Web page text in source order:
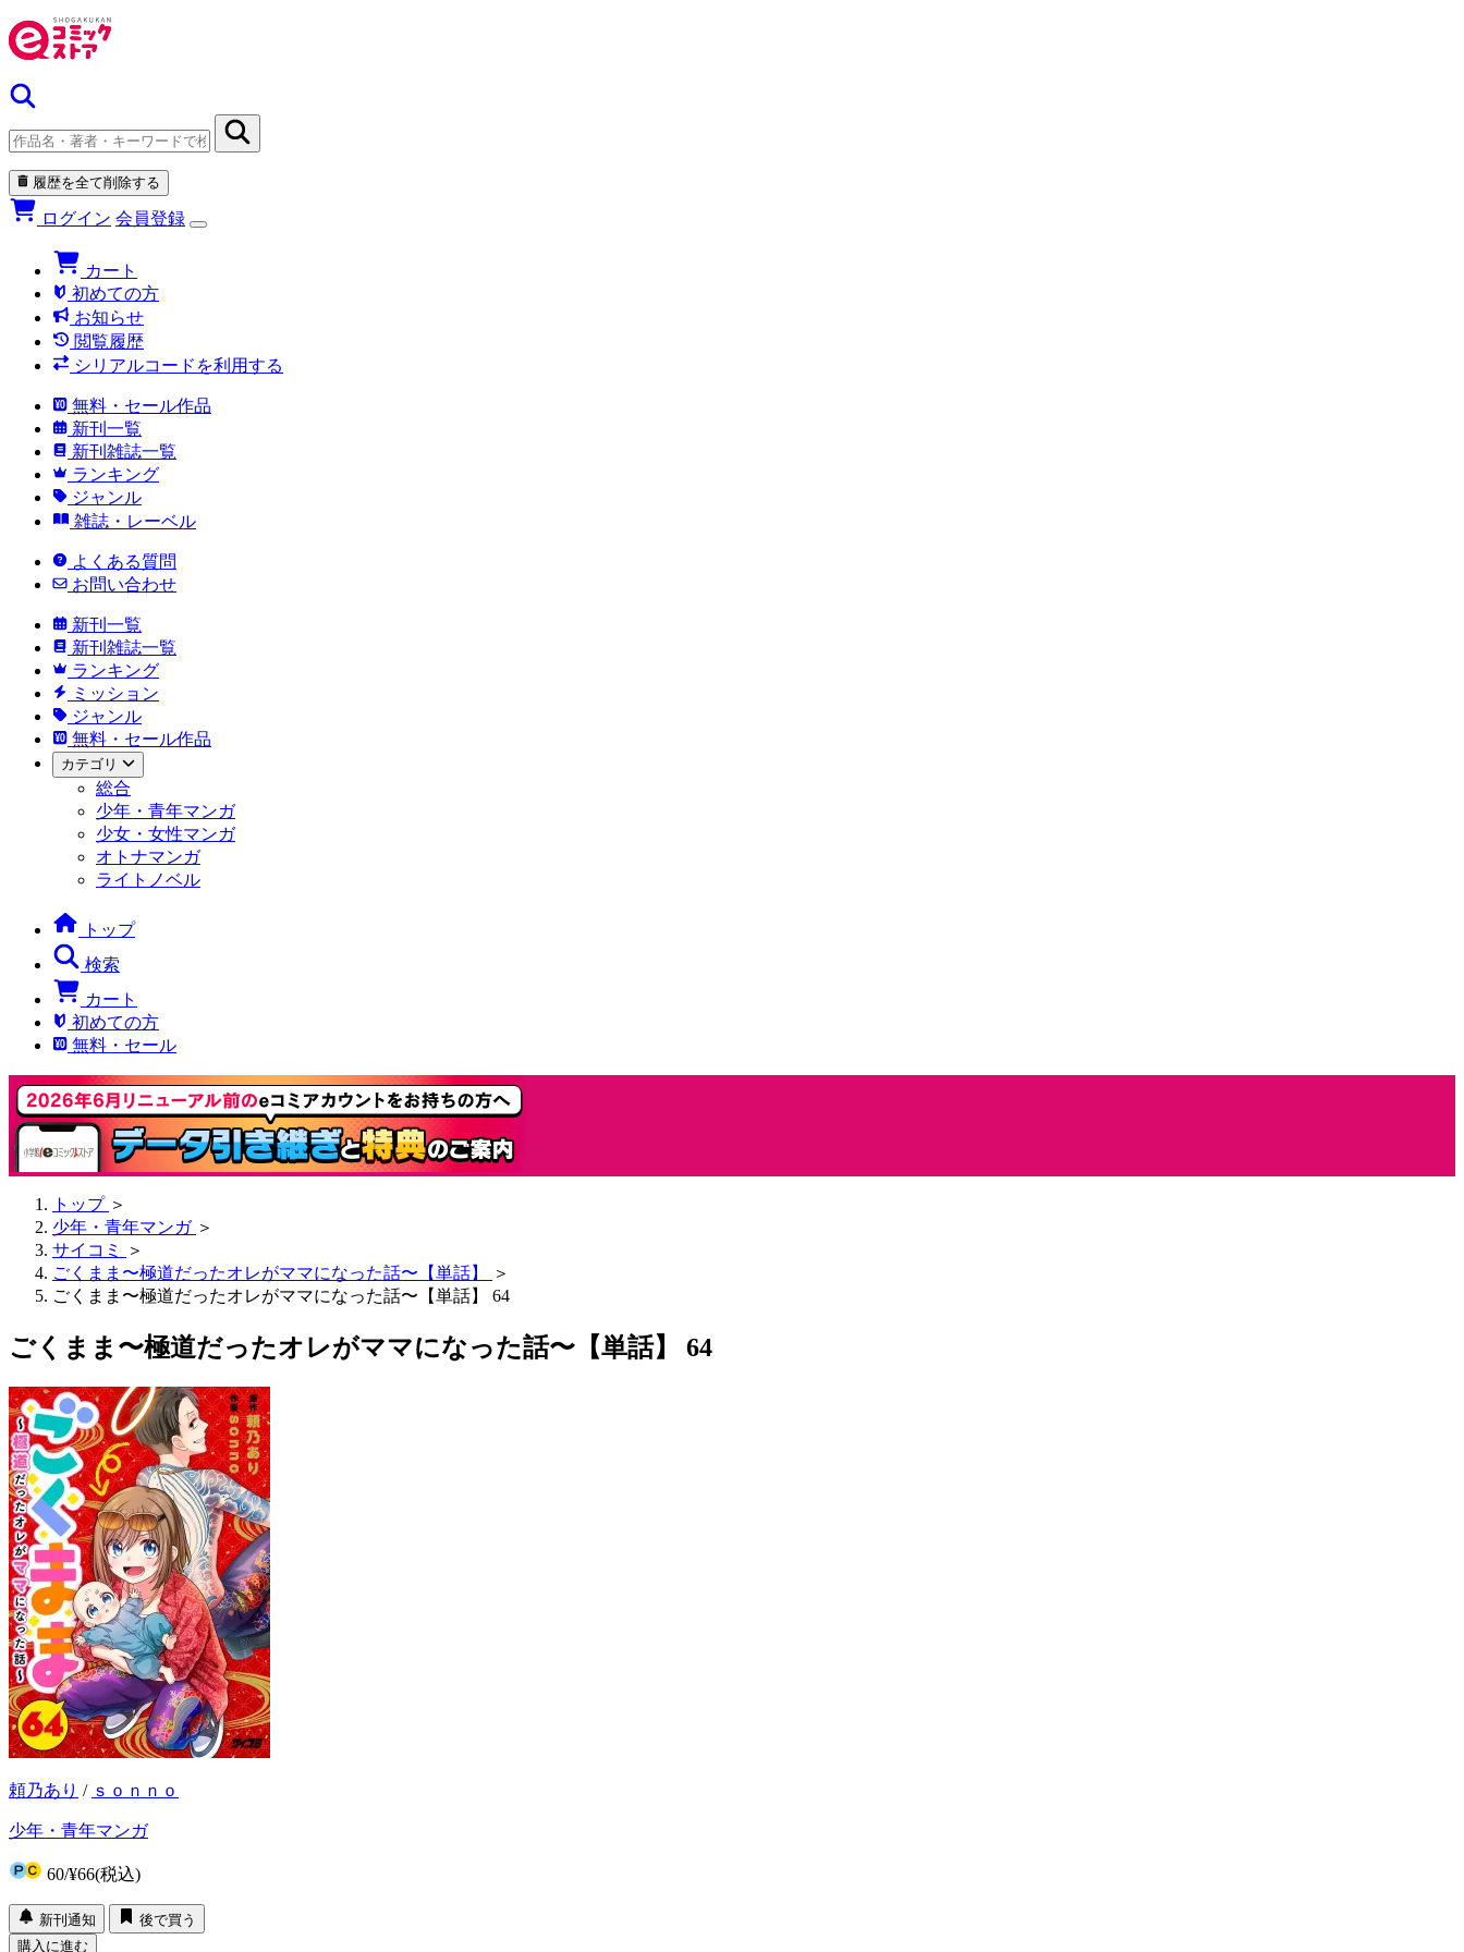
履歴を全て削除する
ログイン 会員登録
カート
初めての方
お知らせ
閲覧履歴
シリアルコードを利用する
無料・セール作品
新刊一覧
新刊雑誌一覧
ランキング
ジャンル
雑誌・レーベル
よくある質問
お問い合わせ
新刊一覧
新刊雑誌一覧
ランキング
ミッション
ジャンル
無料・セール作品
カテゴリ
総合
少年・青年マンガ
少女・女性マンガ
オトナマンガ
ライトノベル
トップ
検索
カート
初めての方
無料・セール
トップ ＞
少年・青年マンガ ＞
サイコミ
＞
ごくまま〜極道だったオレがママになった話〜【単話】
＞
ごくまま〜極道だったオレがママになった話〜【単話】 64
ごくまま〜極道だったオレがママになった話〜【単話】 64
頼乃あり / ｓｏｎｎｏ
少年・青年マンガ
60/¥66(税込)
新刊通知
後で買う
購入に進む